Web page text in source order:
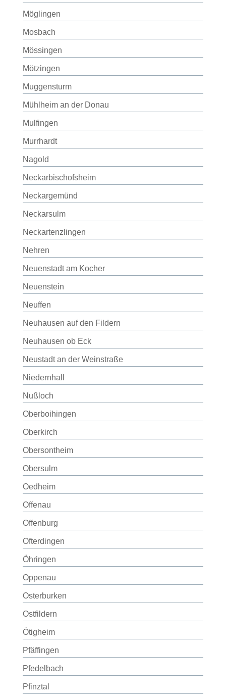
Möglingen
Mosbach
Mössingen
Mötzingen
Muggensturm
Mühlheim an der Donau
Mulfingen
Murrhardt
Nagold
Neckarbischofsheim
Neckargemünd
Neckarsulm
Neckartenzlingen
Nehren
Neuenstadt am Kocher
Neuenstein
Neuffen
Neuhausen auf den Fildern
Neuhausen ob Eck
Neustadt an der Weinstraße
Niedernhall
Nußloch
Oberboihingen
Oberkirch
Obersontheim
Obersulm
Oedheim
Offenau
Offenburg
Ofterdingen
Öhringen
Oppenau
Osterburken
Ostfildern
Ötigheim
Pfäffingen
Pfedelbach
Pfinztal